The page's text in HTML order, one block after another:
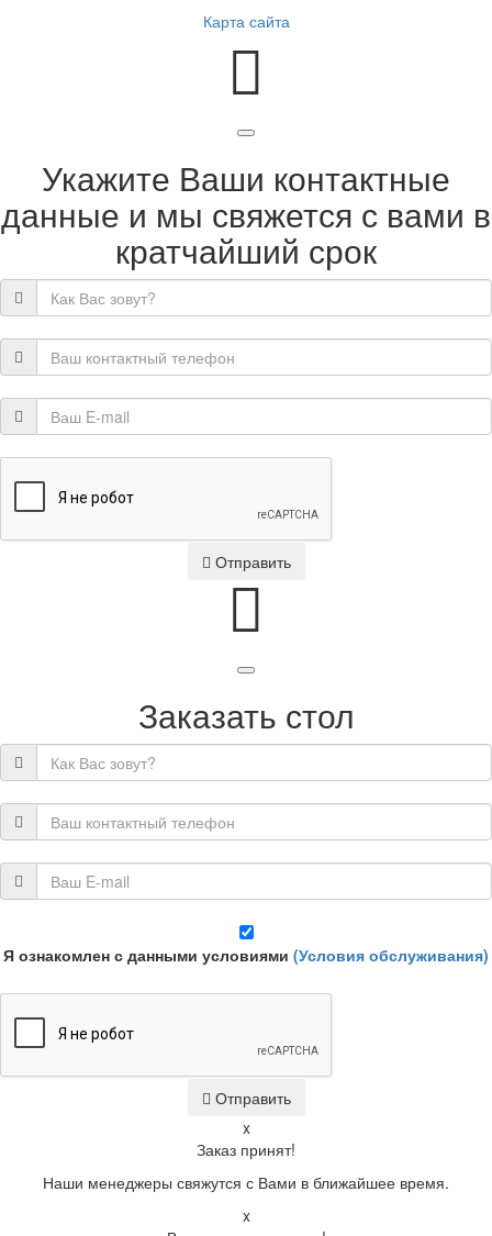
Карта сайта
Укажите Ваши контактные
данные и мы свяжется с вами в
кратчайший срок
Отправить
Заказать стол
Я ознакомлен с данными условиями (Условия обслуживания)
Отправить
x
Заказ принят!
Наши менеджеры свяжутся с Вами в ближайшее время.
x